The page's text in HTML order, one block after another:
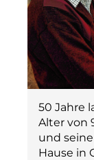
50 Jahre
Alter von
und
Hause in